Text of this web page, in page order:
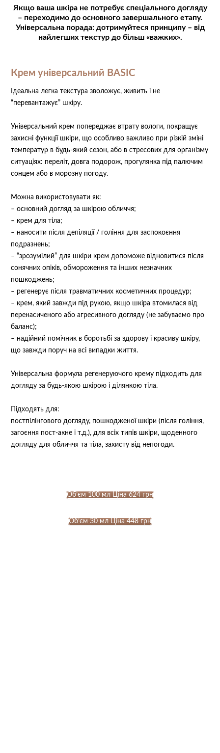
Якщо ваша шкіра не потребує спеціального догляду
– переходимо до основного завершального етапу.
Універсальна порада: дотримуйтеся принципу – від
найлегших текстур до більш «важких».
Крем універсальний BASIC
Ідеальна легка текстура зволожує, живить і не
“перевантажує” шкіру.
Універсальний крем попереджає втрату вологи, покращує
захисні функції шкіри, що особливо важливо при різкій зміні
температур в будь-який сезон, або в стресових для організму
ситуаціях: переліт, довга подорож, прогулянка під палючим
сонцем або в морозну погоду.
Можна використовувати як:
– основний догляд за шкірою обличчя;
– крем для тіла;
– наносити після депіляції / гоління для заспокоєння
подразнень;
– “зрозумілий” для шкіри крем допоможе відновитися після
сонячних опіків, обмороження та інших незначних
пошкоджень;
– регенерує після травматичних косметичних процедур;
– крем, який завжди під рукою, якщо шкіра втомилася від
перенасиченого або агресивного догляду (не забуваємо про
баланс);
– надійний помічник в боротьбі за здорову і красиву шкіру,
що завжди поруч на всі випадки життя.
Універсальна формула регенеруючого крему підходить для
догляду за будь-якою шкірою і ділянкою тіла.
Підходять для:
постпілінгового догляду, пошкодженої шкіри (після гоління,
загоєння пост-акне і т.д.), для всіх типів шкіри, щоденного
догляду для обличчя та тіла, захисту від непогоди.
Об’єм 100 мл Ціна 624 грн
Об’єм 30 мл Ціна 448 грн